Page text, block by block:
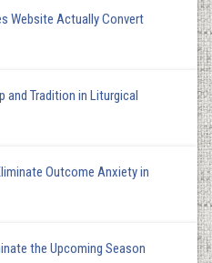
Website Actually Convert
and Tradition in Liturgical
Outcome Anxiety in
the Upcoming Season